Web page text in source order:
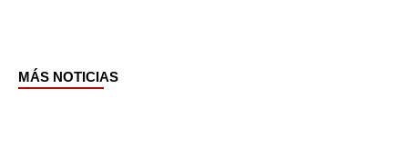
MÁS NOTICIAS